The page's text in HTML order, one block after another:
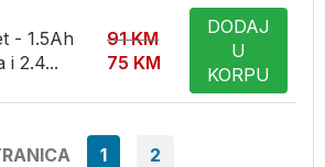
- 1.5Ah
i 2.4...
91KM
75 KM
DODAJ
U
KORPU
1 2